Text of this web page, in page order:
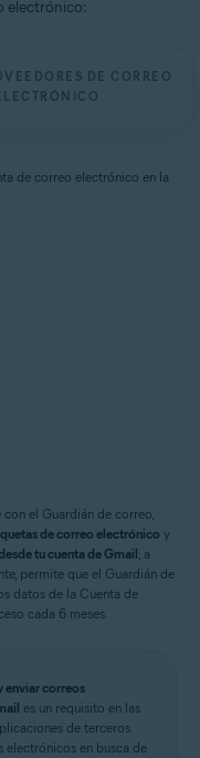
electrónico:
DE CORREO
de correo electrónico en la
el Guardián de correo,
de correo electrónico y
tu cuenta de Gmail; a
permite que el Guardián de
datos de la Cuenta de
cada 6 meses.
enviar correos
es un requisito en las
de terceros.
electrónicos en busca de